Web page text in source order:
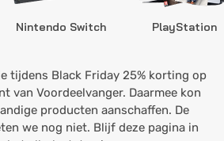
Nintendo Switch PlayStation
tijdens Black Friday 25% korting op
van Voordeelvanger. Daarmee kon
producten aanschaffen. De
we nog niet. Blijf deze pagina in